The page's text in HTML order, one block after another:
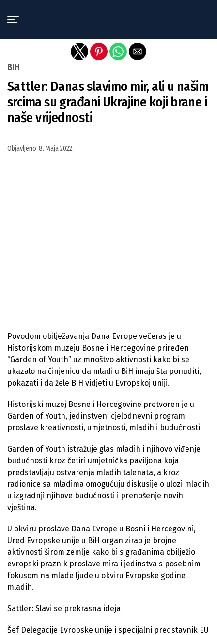
BIH
Sattler: Danas slavimo mir, ali u našim
srcima su građani Ukrajine koji brane i
naše vrijednosti
Objavljeno 8. Maja 2022.
Povodom obilježavanja Dana Evrope večeras je u
Historijskom muzeju Bosne i Hercegovine priređen
“Garden of Youth” uz mnoštvo aktivnosti kako bi se
ukazalo na činjenicu da mladi u BiH imaju šta ponuditi,
pokazati i da žele BiH vidjeti u Evropskoj uniji.
Historijski muzej Bosne i Hercegovine pretvoren je u
Garden of Youth, jedinstveni cjelodnevni program
proslave kreativnosti, umjetnosti, mladih i budućnosti.
Garden of Youth istražuje glas mladih i njihovo viđenje
budućnosti kroz četiri umjetnička paviljona koja
predstavljaju ostvarenja mladih talenata, a kroz
radionice sa mladima omogućuju diskusije o ulozi mladih
u izgradnji njihove budućnosti i prenošenje novih
vještina.
U okviru proslave Dana Evrope u Bosni i Hercegovini,
Ured Evropske unije u BiH organizirao je brojne
aktivnosti širom zemlje kako bi s građanima obilježio
evropski praznik proslave mira i jedinstva s posebnim
fokusom na mlade ljude u okviru Evropske godine
mladih.
Sattler: Slavi se prekrasna ideja
Šef Delegacije Evropske unije i specijalni predstavnik EU